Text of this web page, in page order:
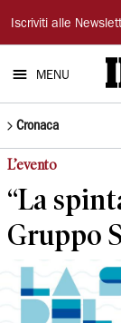
Il
Tirreno
Iscriviti alle
MENU
Cronaca
L’evento
“La
Gruppo